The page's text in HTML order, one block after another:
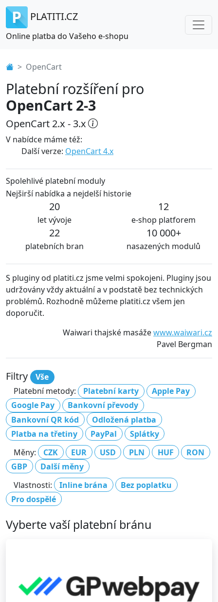
PLATITI.CZ
Online platba do Vašeho e-shopu
OpenCart
Platební rozšíření pro
OpenCart 2-3
OpenCart 2.x - 3.x
V nabídce máme též:
Další verze: OpenCart 4.x
Spolehlivé platební moduly
Nejširší nabídka a nejdelší historie
20
let vývoje
12
e-shop platforem
22
platebních bran
10 000+
nasazených modulů
S pluginy od platiti.cz jsme velmi spokojeni. Pluginy jsou
udržovány vždy aktuální a v podstatě bez technických
problémů. Rozhodně můžeme platiti.cz všem jen
doporučit.
Waiwari thajské masážewww.waiwari.cz
Pavel Bergman
Filtry
Vše
Platební metody:
Platební karty
Apple Pay
Google Pay
Bankovní převody
Bankovní QR kód
Odložená platba
Platba na třetiny
PayPal
Splátky
Měny:
CZK EUR USD PLN HUF
RON
GBP
Další měny
Vlastnosti:
Inline brána
Bez poplatku
Pro dospělé
Vyberte vaší platební bránu